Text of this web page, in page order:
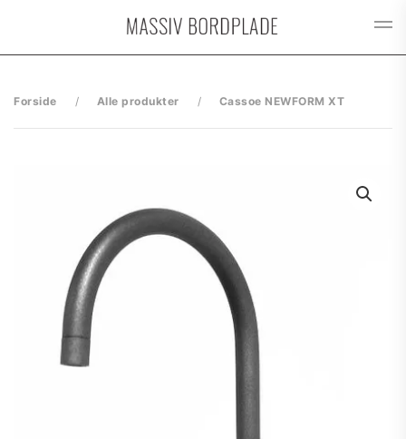
Forside Alle produkter Cassoe NEWFORM XT